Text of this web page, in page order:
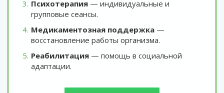
Психотерапия — индивидуальные и
групповые сеансы.
Медикаментозная поддержка —
восстановление работы организма.
Реабилитация — помощь в социальной
адаптации.